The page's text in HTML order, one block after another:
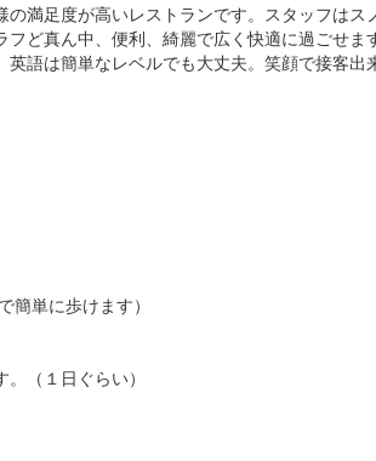
満足度が高いレストランです。スタッフはス
ど真ん中、便利、綺麗で広く快適に過ごせま
語は簡単なレベルでも大丈夫。笑顔で接客出
簡単に歩けます）
（１日ぐらい）